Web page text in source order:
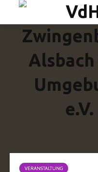
VERANSTALTUNG